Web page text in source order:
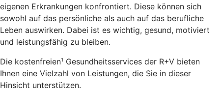
eigenen Erkrankungen konfrontiert. Diese können sich
sowohl auf das persönliche als auch auf das berufliche
Leben auswirken. Dabei ist es wichtig, gesund, motiviert
und leistungsfähig zu bleiben.
Die kostenfreien¹ Gesundheitsservices der R+V bieten
Ihnen eine Vielzahl von Leistungen, die Sie in dieser
Hinsicht unterstützen.